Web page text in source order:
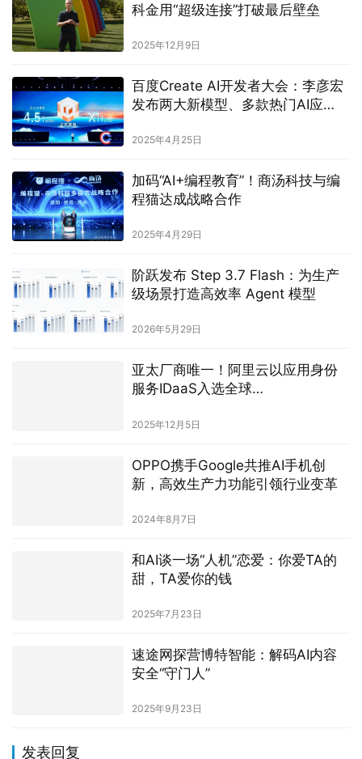
科金用“超级连接”打破最后壁垒
2025年12月9日
百度Create AI开发者大会：李彦宏
发布两大新模型、多款热门AI应
2025年4月25日
加码“AI+编程教育”！商汤科技与编
程猫达成战略合作
2025年4月29日
阶跃发布 Step 3.7 Flash：为生产
级场景打造高效率 Agent 模型
2026年5月29日
亚太厂商唯一！阿里云以应用身份
服务IDaaS入选全球
力象限
2025年12月5日
OPPO携手Google共推AI手机创
新，高效生产力功能引领行业变革
2024年8月7日
和AI谈一场“人机”恋爱：你爱TA的
甜，TA爱你的钱
2025年7月23日
速途网探营博特智能：解码AI内容
安全“守门人”
2025年9月23日
发表回复